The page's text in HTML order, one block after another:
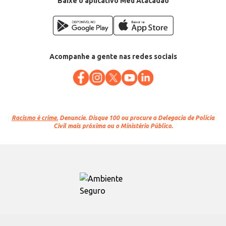
Acompanhe a gente nas redes sociais
Racismo é crime. Denuncie. Disque 100 ou procure a Delegacia de Polícia
Civil mais próxima ou o Ministério Público.